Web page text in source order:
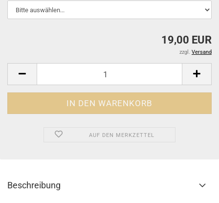
19,00 EUR
zzgl. Versand
AUF DEN MERKZETTEL
Beschreibung